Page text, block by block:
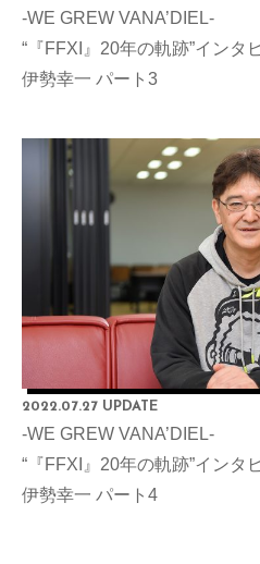
-WE GREW VANA’DIEL-
“『FFXI』20年の軌跡”インタ
伊勢幸一 パート3
2022.07.27 UPDATE
-WE GREW VANA’DIEL-
“『FFXI』20年の軌跡”インタ
伊勢幸一 パート4